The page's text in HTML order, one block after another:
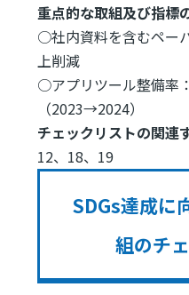
重点的な取組及び指標
○社内資料を含むペー
上削減
○アプリツール整備率
（2023→2024）
チェックリストの関連
12、18、19
SDGs達成に
組のチ